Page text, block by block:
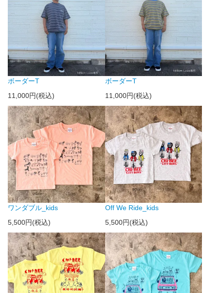
ボーダーT
11,000円(税込)
ボーダーT
11,000円(税込)
ワンダブル_kids
5,500円(税込)
Off We Ride_kids
5,500円(税込)